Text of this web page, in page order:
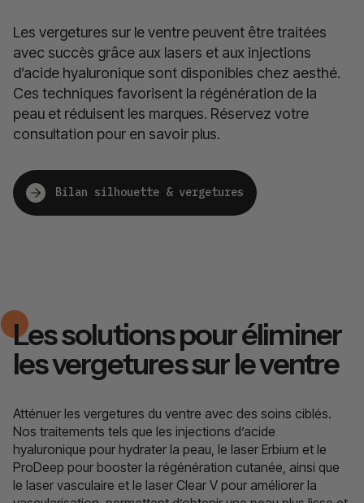
Les vergetures sur le ventre peuvent être traitées
avec succès grâce aux lasers et aux injections
d’acide hyaluronique sont disponibles chez aesthé.
Ces techniques favorisent la régénération de la
peau et réduisent les marques. Réservez votre
consultation pour en savoir plus.
Bilan silhouette & vergetures
Les solutions pour éliminer
les vergetures sur le ventre
Atténuer les vergetures du ventre avec des soins ciblés.
Nos traitements tels que les injections d’acide
hyaluronique pour hydrater la peau, le laser Erbium et le
ProDeep pour booster la régénération cutanée, ainsi que
le laser vasculaire et le laser Clear V pour améliorer la